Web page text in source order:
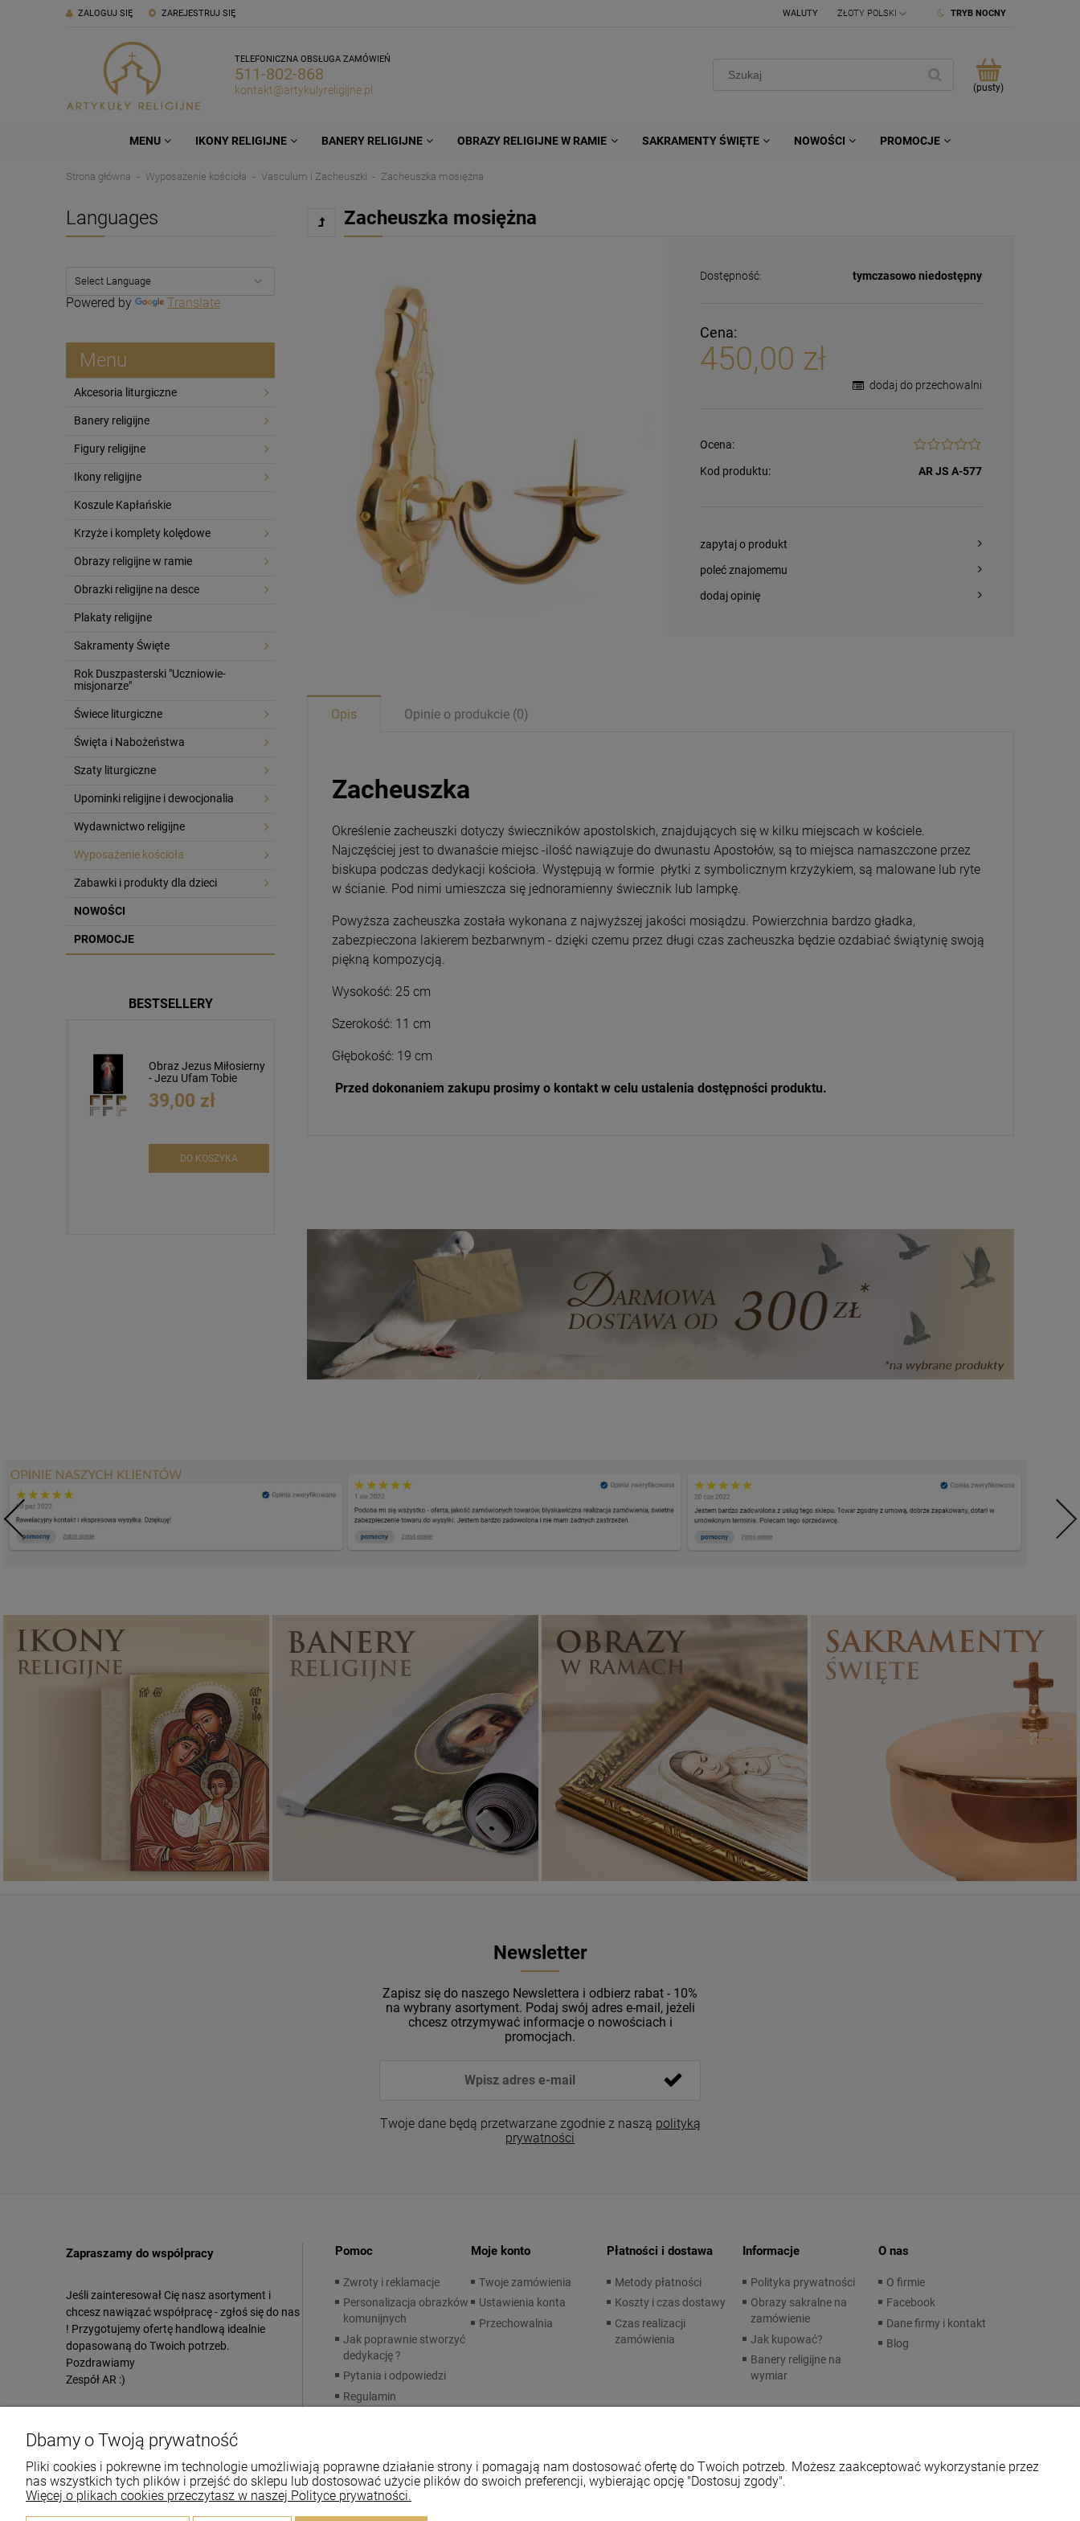
ZAREJESTRUJ SIĘ
ZALOGUJ SIĘ TRYB NOCNY
WALUTY
TELEFONICZNA OBSŁUGA ZAMÓWIEŃ
511-802-868
kontakt@artykulyreligijne.pl (pusty)
MENU IKONY RELIGIJNE BANERY RELIGIJNE OBRAZY RELIGIJNE W RAMIE SAKRAMENTY ŚWIĘTE NOWOŚCI PROMOCJE
Strona główna Wyposażenie kościoła Vasculum i Zacheuszki Zacheuszka mosiężna
Languages
Powered by Translate
Menu
Akcesoria liturgiczne
Banery religijne
Figury religijne
Ikony religijne
Koszule Kapłańskie
Krzyże i komplety kolędowe
Obrazy religijne w ramie
Obrazki religijne na desce
Plakaty religijne
Sakramenty Święte
Rok Duszpasterski "Uczniowie-
misjonarze"
Świece liturgiczne
Święta i Nabożeństwa
Szaty liturgiczne
Upominki religijne i dewocjonalia
Wydawnictwo religijne
Wyposażenie kościoła
Zabawki i produkty dla dzieci
NOWOŚCI
PROMOCJE
BESTSELLERY
Obraz Jezus Miłosierny
- Jezu Ufam Tobie
39,00 zł
DO KOSZYKA
Wyszyński
Wyszyński
Zacheuszka mosiężna
Dostępność: tymczasowo niedostępny
Cena:
450,00 zł
dodaj do przechowalni
Ocena:
Kod produktu: AR JS A-577
zapytaj o produkt
poleć znajomemu
dodaj opinię
Opis Opinie o produkcie (0)
Zacheuszka
Określenie zacheuszki dotyczy świeczników apostolskich, znajdujących się w kilku miejscach w kościele.
Najczęściej jest to dwanaście miejsc -ilość nawiązuje do dwunastu Apostołów, są to miejsca namaszczone przez
biskupa podczas dedykacji kościoła. Występują w formie płytki z symbolicznym krzyżykiem, są malowane lub ryte
w ścianie. Pod nimi umieszcza się jednoramienny świecznik lub lampkę.
Powyższa zacheuszka została wykonana z najwyższej jakości mosiądzu. Powierzchnia bardzo gładka,
zabezpieczona lakierem bezbarwnym - dzięki czemu przez długi czas zacheuszka będzie ozdabiać świątynię swoją
piękną kompozycją.
Wysokość: 25 cm
Szerokość: 11 cm
Głębokość: 19 cm
Przed dokonaniem zakupu prosimy o kontakt w celu ustalenia dostępności produktu.
Ikony religijne
PONAD 400
WZORÓW
Banery religijne Obrazy religijne
PIĘKNE
WZORY
Sakramenty Święte
Newsletter
Zapisz się do naszego Newslettera i odbierz rabat - 10%
na wybrany asortyment. Podaj swój adres e-mail, jeżeli
chcesz otrzymywać informacje o nowościach i
promocjach.
Twoje dane będą przetwarzane zgodnie z naszą polityką
prywatności
Zapraszamy do współpracy
Jeśli zainteresował Cię nasz asortyment i
chcesz nawiązać współpracę - zgłoś się do nas
! Przygotujemy ofertę handlową idealnie
dopasowaną do Twoich potrzeb.
Pozdrawiamy
Zespół AR :)
kontakt@artykulyreligijne.pl
Pomoc
Zwroty i reklamacje
Personalizacja obrazków
komunijnych
Jak poprawnie stworzyć
dedykację ?
Pytania i odpowiedzi
Regulamin
Moje konto
Twoje zamówienia
Ustawienia konta
Przechowalnia
Płatności i dostawa
Metody płatności
Koszty i czas dostawy
Czas realizacji
zamówienia
Informacje
Polityka prywatności
Obrazy sakralne na
zamówienie
Jak kupować?
Banery religijne na
wymiar
O nas
O firmie
Facebook
Dane firmy i kontakt
Blog
© 2020 artykulyreligijne.pl . Wszelkie prawa zastrzeżone.
Dbamy o Twoją prywatność
Pliki cookies i pokrewne im technologie umożliwiają poprawne działanie strony i pomagają nam dostosować ofertę do Twoich potrzeb. Możesz zaakceptować wykorzystanie przez
nas wszystkich tych plików i przejść do sklepu lub dostosować użycie plików do swoich preferencji, wybierając opcję "Dostosuj zgody".
Więcej o plikach cookies przeczytasz w naszej Polityce prywatności.